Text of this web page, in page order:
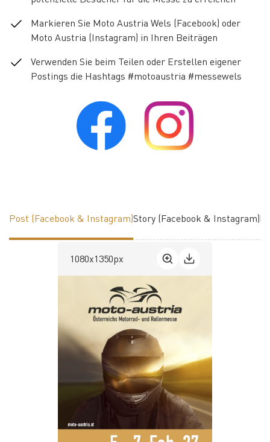
Markieren Sie Moto Austria Wels (Facebook) oder
Moto Austria (Instagram) in Ihren Beiträgen
Verwenden Sie beim Teilen oder Erstellen eigener
Postings die Hashtags #motoaustria #messewels
Post (Facebook & Instagram)Story (Facebook & Instagram)
1080x1350px